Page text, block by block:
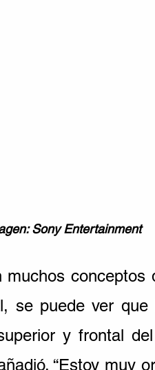
Sony Entertainment
muchos
se puede ver
y frontal
“Estoy muy